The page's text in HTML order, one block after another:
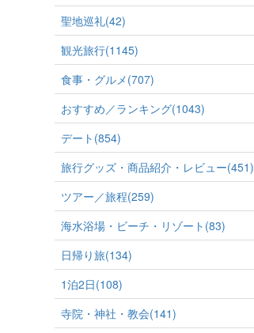
聖地巡礼(42)
観光旅行(1145)
食事・グルメ(707)
おすすめ／ランキング(1043)
デート(854)
旅行グッズ・商品紹介・レビュー(451)
ツアー／旅程(259)
海水浴場・ビーチ・リゾート(83)
日帰り旅(134)
1泊2日(108)
寺院・神社・教会(141)